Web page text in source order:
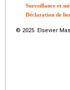
Surveillance et
Déclaration de
© 2025 Elsevier